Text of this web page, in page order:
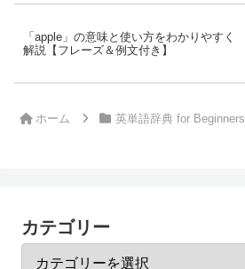
「apple」の意味と使い方をわかりやすく
解説【フレーズ＆例文付き】
ホーム 英単語辞典 for Beginners
カテゴリー